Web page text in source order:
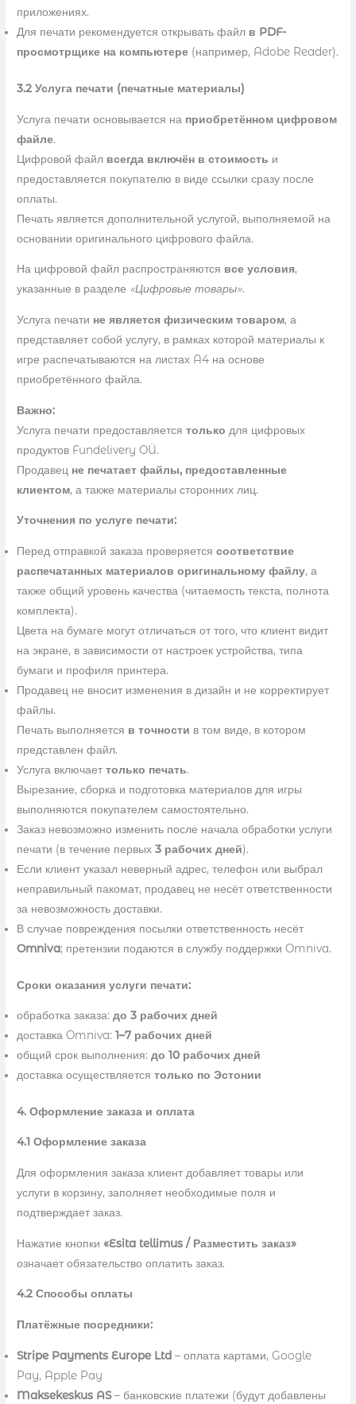
приложениях.
Для печати рекомендуется открывать файл в PDF-
просмотрщике на компьютере (например, Adobe Reader).
3.2 Услуга печати (печатные материалы)
Услуга печати основывается на приобретённом цифровом
файле.
Цифровой файл всегда включён в стоимость и
предоставляется покупателю в виде ссылки сразу после
оплаты.
Печать является дополнительной услугой, выполняемой на
основании оригинального цифрового файла.
На цифровой файл распространяются все условия,
указанные в разделе «Цифровые товары».
Услуга печати не является физическим товаром, а
представляет собой услугу, в рамках которой материалы к
игре распечатываются на листах A4 на основе
приобретённого файла.
Важно:
Услуга печати предоставляетсятолько для цифровых
продуктов Fundelivery OÜ.
Продавец не печатает файлы, предоставленные
клиентом, а также материалы сторонних лиц.
Уточнения по услуге печати:
Перед отправкой заказа проверяетсясоответствие
распечатанных материалов оригинальному файлу, а
также общий уровень качества (читаемость текста, полнота
комплекта).
Цвета на бумаге могут отличаться от того, что клиент видит
на экране, в зависимости от настроек устройства, типа
бумаги и профиля принтера.
Продавец не вносит изменения в дизайн и не корректирует
файлы.
Печать выполняется в точности в том виде, в котором
представлен файл.
Услуга включаеттолько печать.
Вырезание, сборка и подготовка материалов для игры
выполняются покупателем самостоятельно.
Заказ невозможно изменить после начала обработки услуги
печати (в течение первых3 рабочих дней).
Если клиент указал неверный адрес, телефон или выбрал
неправильный пакомат, продавец не несёт ответственности
за невозможность доставки.
В случае повреждения посылки ответственность несёт
Omniva; претензии подаются в службу поддержки Omniva.
Сроки оказания услуги печати:
обработка заказа:до 3 рабочих дней
доставка Omniva:1–7 рабочих дней
общий срок выполнения:до 10 рабочих дней
доставка осуществляетсятолько по Эстонии
4. Оформление заказа и оплата
4.1 Оформление заказа
Для оформления заказа клиент добавляет товары или
услуги в корзину, заполняет необходимые поля и
подтверждает заказ.
Нажатие кнопки«Esita tellimus / Разместить заказ»
означает обязательство оплатить заказ.
4.2 Способы оплаты
Платёжные посредники:
Stripe Payments Europe Ltd – оплата картами, Google
Pay, Apple Pay
Maksekeskus AS– банковские платежи (будут добавлены